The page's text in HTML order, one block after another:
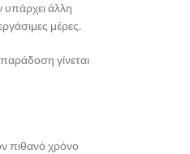
υπάρχει άλλη
μέρες.
γίνεται
πιθανό χρόνο